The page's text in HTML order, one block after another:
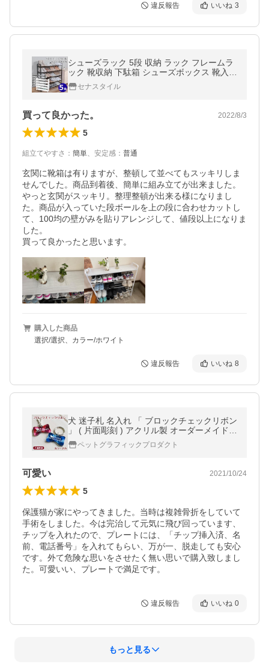
違反報告 いいね 3
シューズラック 5段 収納 ラック フレームラ
ック 靴収納 下駄箱 シューズボックス 靴入れ
一人暮らし 玄関収納 おしゃれ 収納家具 通気
性 宅H
セナスタイル
買って良かった。 2022/8/3
5
組立てやすさ ： 簡単、 安定感 ： 普通
玄関に靴箱は有りますが、整頓して並べてもスッキリしま
せんでした。商品到着後、簡単に組み立てが出来ました。
やっと玄関がスッキリ。整理整頓が出来る様になりまし
た。商品が入っていた段ボールを上の段に合わせカットし
て、100均の壁がみを貼りアレンジして、値段以上になりま
した。
買って良かったと思います。
購入した商品
選択/選択、カラー/ホワイト
違反報告 いいね 8
犬 迷子札 名入れ 「 ブロックチェックリボン
」 ( 片面彫刻 ) アクリル製 オーダーメイド
かわいい チェック柄 シンプル
ペットグラフィックプロダクト
可愛い 2021/10/24
5
保護猫が家にやってきました。当時は複雑骨折をしていて
手術をしました。今は完治して元気に飛び回っています、
チップを入れたので、プレートには、「チップ挿入済、名
前、電話番号」を入れてもらい、万が一、脱走しても安心
です。外て危険な思いをさせたく無い思いで購入致しまし
た。可愛いい、プレートで満足です。
違反報告 いいね 0
もっと見る